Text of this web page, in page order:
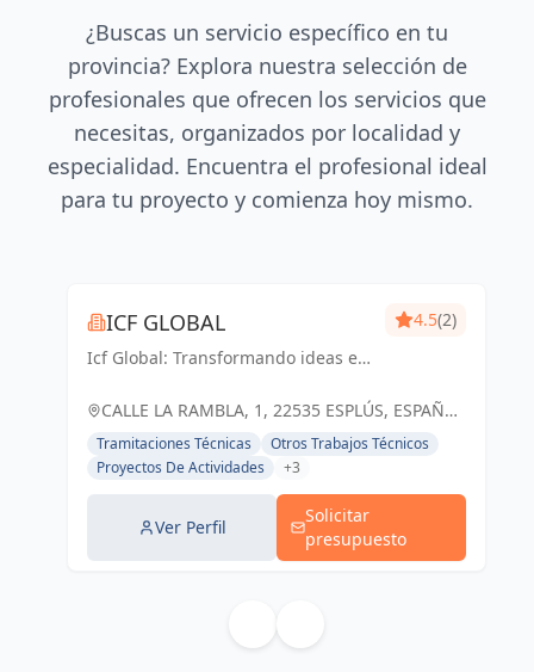
¿Buscas un servicio específico en tu
provincia? Explora nuestra selección de
profesionales que ofrecen los servicios que
necesitas, organizados por localidad y
especialidad. Encuentra el profesional ideal
para tu proyecto y comienza hoy mismo.
ICF GLOBAL
Icf Global: Transformando ideas en
futuro sostenible.
4.5(2)
CALLE LA RAMBLA, 1, 22535 ESPLÚS, ESPAÑA,
España
Tramitaciones Técnicas
Otros Trabajos Técnicos
Proyectos De Actividades
+3
Ver Perfil
Solicitar
presupuesto